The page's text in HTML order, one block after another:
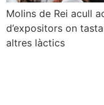
Molins de Rei acull
d’expositors on
altres làctics